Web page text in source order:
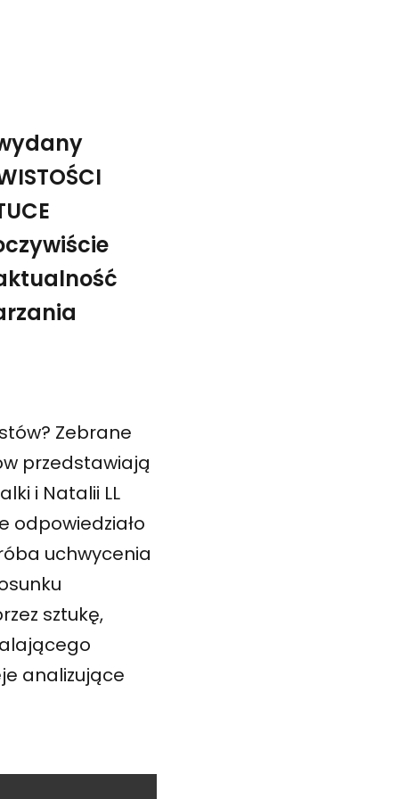
Zebrane
przedstawiają
i Natalii LL
odpowiedziało
uchwycenia
sztukę,
analizujące